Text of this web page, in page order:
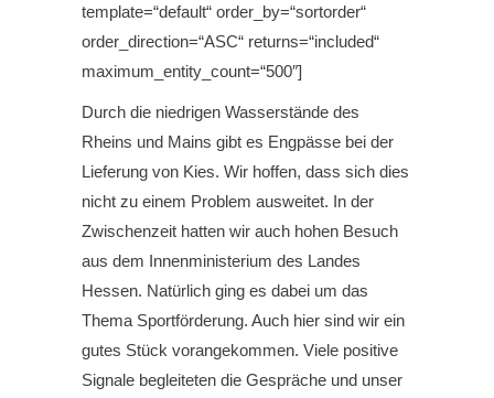
template=“default“ order_by=“sortorder“
order_direction=“ASC“ returns=“included“
maximum_entity_count=“500″]
Durch die niedrigen Wasserstände des
Rheins und Mains gibt es Engpässe bei der
Lieferung von Kies. Wir hoffen, dass sich dies
nicht zu einem Problem ausweitet. In der
Zwischenzeit hatten wir auch hohen Besuch
aus dem Innenministerium des Landes
Hessen. Natürlich ging es dabei um das
Thema Sportförderung. Auch hier sind wir ein
gutes Stück vorangekommen. Viele positive
Signale begleiteten die Gespräche und unser